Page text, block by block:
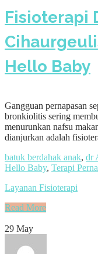
Fisioterapi
Hello Baby
Gangguan pernapasan
bronkiolitis sering
menurunkan nafsu
dianjurkan adalah
batuk berdahak anak, dr
Hello Baby, Terapi
Layanan Fisioterapi
Read More
29 May